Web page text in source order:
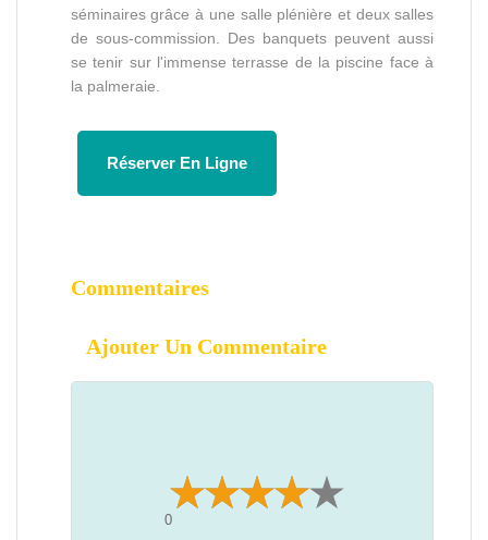
séminaires grâce à une salle plénière et deux salles
de sous-commission. Des banquets peuvent aussi
se tenir sur l'immense terrasse de la piscine face à
la palmeraie.
Réserver En Ligne
Commentaires
Ajouter Un Commentaire
0